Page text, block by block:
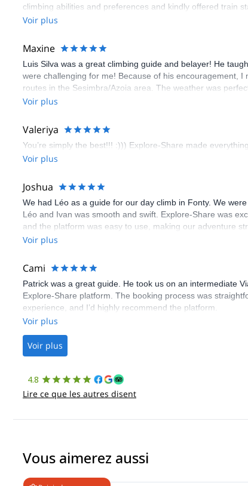
climbing abilities and preferences and kindly offered train
route we did was not only fun but also the right amount of
Voir plus
Maxine
Luis Silva was a great climbing guide and belayer! He
were challenging for me! Because of his encouragement,
routes in the Sesimbra/Azoia area. The weather was
booking an outdoor climbing experience in Lisbon
Voir plus
Valeriya
You’re simply the best!!! :))) Explore-Share made
Voir plus
Joshua
We had Léo as a guide for our day climb in Fonty. We
Léo and Ivan was smooth and swift. Explore-Share was
and the platform was easy to use, making our adventure
Voir plus
Cami
Patrick was a great guide. He took us on an intermediate
Explore-Share platform. The booking process was
experience, and I’d highly recommend the platform.
Voir plus
Voir plus
4.8
Lire ce que les autres disent
Vous aimerez aussi